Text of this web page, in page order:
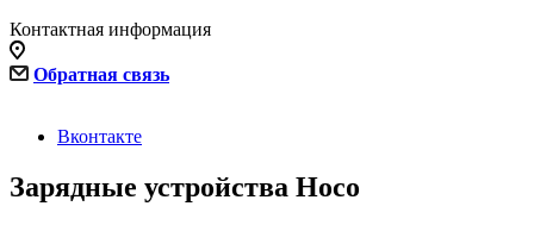
Контактная информация
Обратная связь
Вконтакте
Зарядные устройства Hoco